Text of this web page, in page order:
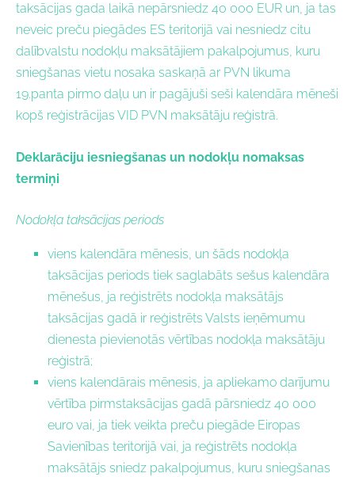
taksācijas gada laikā nepārsniedz 40 000 EUR un, ja tas
neveic preču piegādes ES teritorijā vai nesniedz citu
dalībvalstu nodokļu maksātājiem pakalpojumus, kuru
sniegšanas vietu nosaka saskaņā ar PVN likuma
19.panta pirmo daļu un ir pagājuši seši kalendāra mēneši
kopš reģistrācijas VID PVN maksātāju reģistrā.
Deklarāciju iesniegšanas un nodokļu nomaksas
termiņi
Nodokļa taksācijas periods
viens kalendāra mēnesis, un šāds nodokļa
taksācijas periods tiek saglabāts sešus kalendāra
mēnešus, ja reģistrēts nodokļa maksātājs
taksācijas gadā ir reģistrēts Valsts ieņēmumu
dienesta pievienotās vērtības nodokļa maksātāju
reģistrā;
viens kalendārais mēnesis, ja apliekamo darījumu
vērtība pirmstaksācijas gadā pārsniedz 40 000
euro vai, ja tiek veikta preču piegāde Eiropas
Savienības teritorijā vai, ja reģistrēts nodokļa
maksātājs sniedz pakalpojumus, kuru sniegšanas